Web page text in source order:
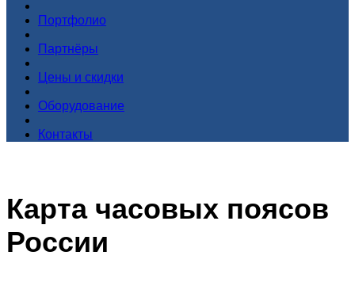
Портфолио
Партнёры
Цены и скидки
Оборудование
Контакты
Карта часовых поясов
России